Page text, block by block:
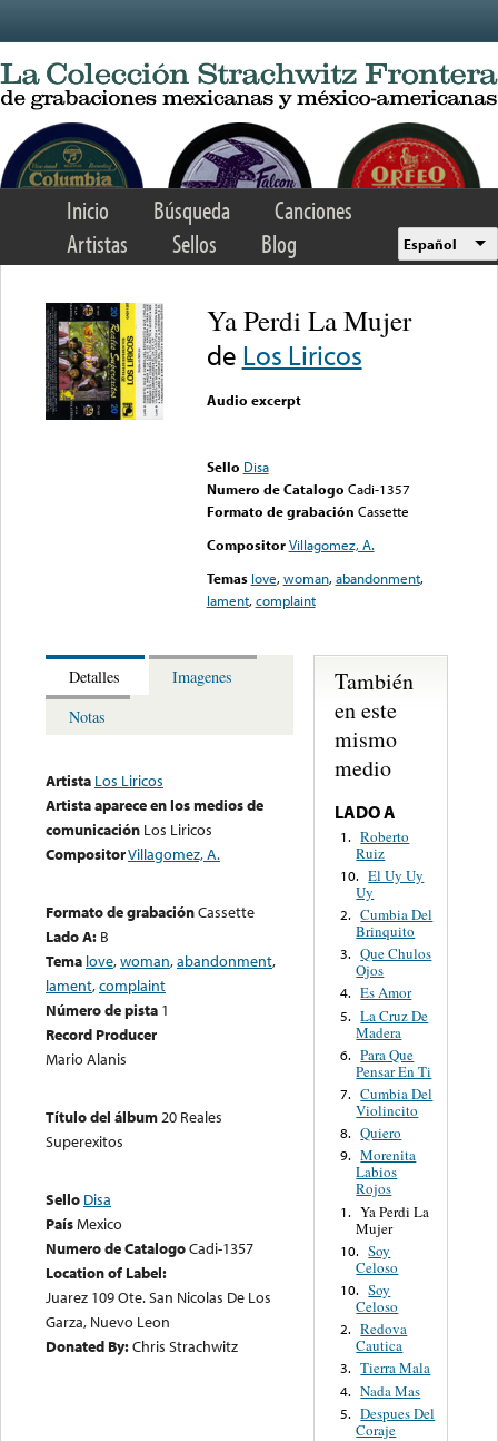
Inicio Búsqueda
Canciones
Artistas
Sellos Blog Español
Ya Perdi La Mujer
de Los Liricos
Audio excerpt
Sello Disa
Numero de Catalogo Cadi-1357
Formato de grabación Cassette
Compositor Villagomez, A.
Temas love,woman,abandonment,
lament,complaint
Detalles
Imagenes
Notas
Artista Los Liricos
Artista aparece en los medios de
comunicación Los Liricos
CompositorVillagomez, A.
Formato de grabaciónCassette
Lado A: B
Tema love,woman,abandonment,
lament,complaint
Número de pista 1
Record Producer
Mario Alanis
Título del álbum20 Reales
Superexitos
Sello Disa
PaísMexico
Numero de CatalogoCadi-1357
Location of Label:
Juarez 109 Ote. San Nicolas De Los
Garza, Nuevo Leon
Donated By:Chris Strachwitz
También
en este
mismo
medio
LADO A
1. Roberto
Ruiz
10. El Uy Uy
Uy
2. Cumbia Del
Brinquito
3. Que Chulos
Ojos
4. Es Amor
5. La Cruz De
Madera
6. Para Que
Pensar En Ti
7. Cumbia Del
Violincito
8. Quiero
9. Morenita
Labios
Rojos
1. Ya Perdi La
Mujer
10. Soy
Celoso
10. Soy
Celoso
2. Redova
Cautica
3. Tierra Mala
4. Nada Mas
5. Despues Del
Coraje